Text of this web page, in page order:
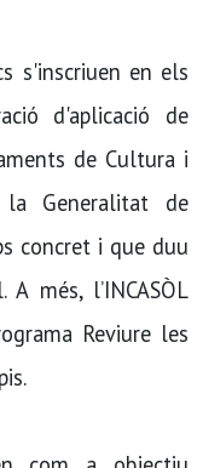
s'inscriuen en els
d'aplicació de
de Cultura i
Generalitat de
concret i que duu
més, l’INCASÒL
Reviure les